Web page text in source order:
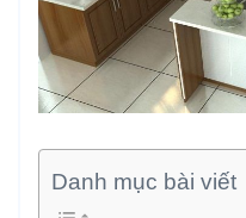
Danh mục bài viết